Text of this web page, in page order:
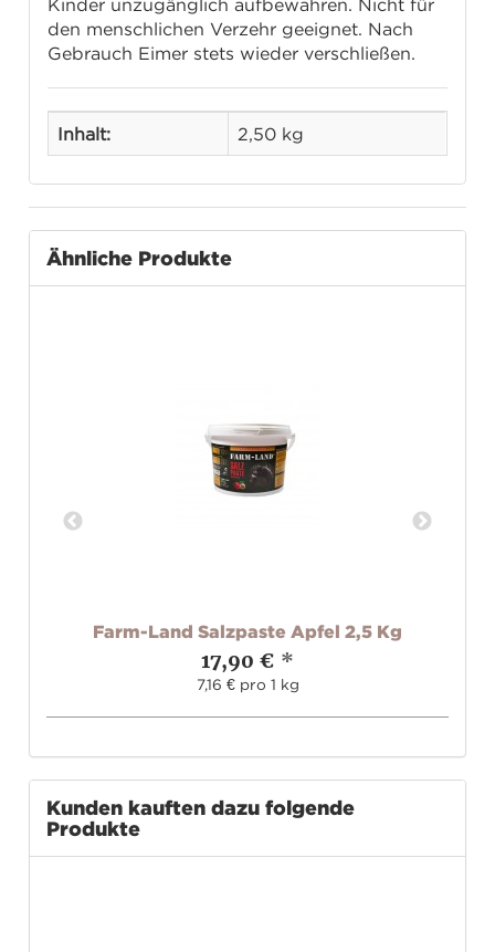
Kinder unzugänglich aufbewahren. Nicht für
den menschlichen Verzehr geeignet. Nach
Gebrauch Eimer stets wieder verschließen.
Inhalt: 2,50 kg
Ähnliche Produkte
Farm-Land Salzpaste Apfel 2,5 Kg
17,90 € *
7,16 € pro 1 kg
Kunden kauften dazu folgende
Produkte